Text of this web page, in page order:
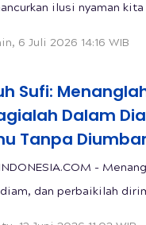
ilusi nyaman
6 Juli 2026 14:16 WIB
Sufi:
Dalam
Tanpa Diumbar
-
dan perbaikilah